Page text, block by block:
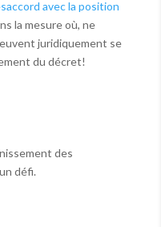
avec la position
la mesure où, ne
juridiquement se
du décret!
des
défi.